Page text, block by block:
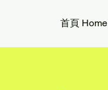
首頁 Home